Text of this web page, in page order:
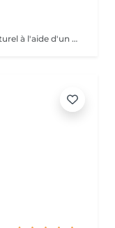
Le gainage consiste à renforcer l'ongle naturel à l'aide d'un gel ou d'une base renforcée, sans rallongement. Il apporte solidité, tenue et un rendu soigné, tout en protégeant l'ongle des cassures.